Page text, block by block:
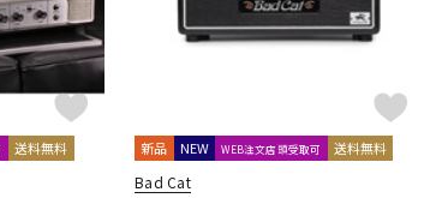
送料無料 新品 NEW WEB注文店頭受取可 送料無料
Bad Cat